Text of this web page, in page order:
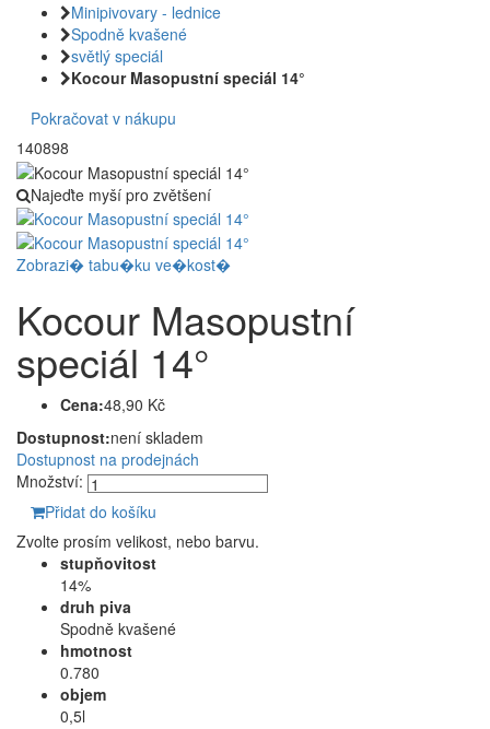
Minipivovary - lednice
Spodně kvašené
světlý speciál
Kocour Masopustní speciál 14°
Pokračovat v nákupu
140898
Najeďte myší pro zvětšení
Zobrazi� tabu�ku ve�kost�
Kocour Masopustní
speciál 14°
Cena:48,90 Kč
Dostupnost:není skladem
Dostupnost na prodejnách
Množství:
Přidat do košíku
Zvolte prosím velikost, nebo barvu.
stupňovitost
14%
druh piva
Spodně kvašené
hmotnost
0.780
objem
0,5l